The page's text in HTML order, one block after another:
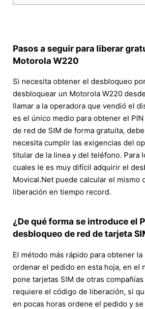
Pasos a seguir para liberar
Motorola W220
Si necesita obtener el desbloqueo
desbloquear un Motorola W220
llamar a la operadora que vendió el
es el único medio para obtener el
de red de SIM de forma gratuita,
necesita cumplir las exigencias del
titular de la linea y del teléfono. Para
cuales le es muy difícil adquirir el
Movical.Net puede calcular el mismo
liberación en tiempo record.
¿De qué forma se introduce el
desbloqueo de red de tarjeta
El método más rápido para obtener
ordenar el pedido en esta hoja, en el
pone tarjetas SIM de otras
requiere el código de liberación, si
en pocas horas ordene el pedido y